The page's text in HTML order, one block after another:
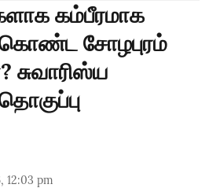
கம்பீரமாக
சோழபுரம்
சுவாரிஸ்ய
12:03 pm